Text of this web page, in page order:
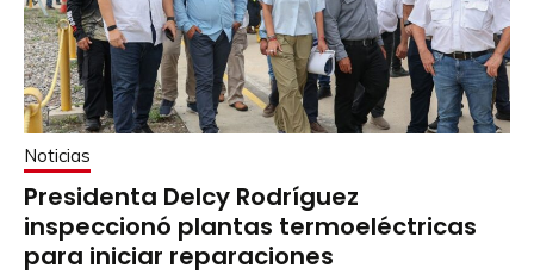
Noticias
Presidenta Delcy Rodríguez
inspeccionó plantas termoeléctricas
para iniciar reparaciones